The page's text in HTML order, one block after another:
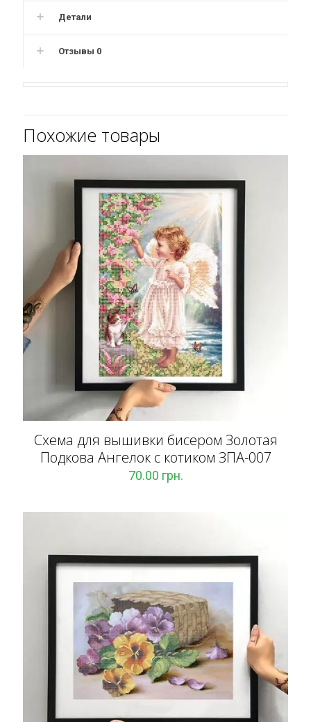
Детали
Отзывы 0
Похожие товары
Схема для вышивки бисером Золотая
Подкова Ангелок с котиком ЗПА-007
70.00 грн.